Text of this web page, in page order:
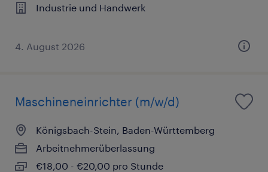
Industrie und Handwerk
4. August 2026
Maschineneinrichter (m/w/d)
Königsbach-Stein, Baden-Württemberg
Arbeitnehmerüberlassung
€18,00 - €20,00 pro Stunde